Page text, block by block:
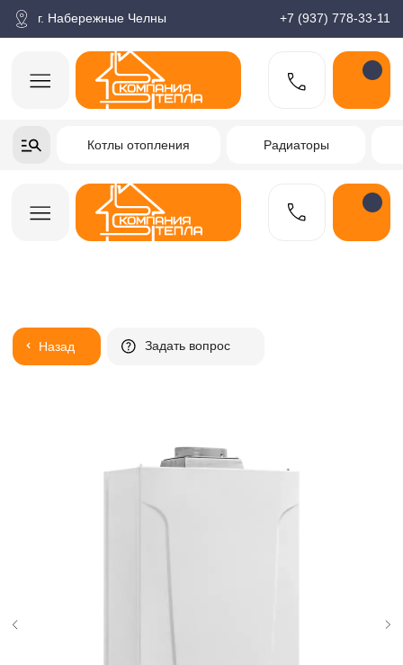
г. Набережные Челны
Котлы отопления Радиаторы Водонагреватели
+7-937-778-33-11